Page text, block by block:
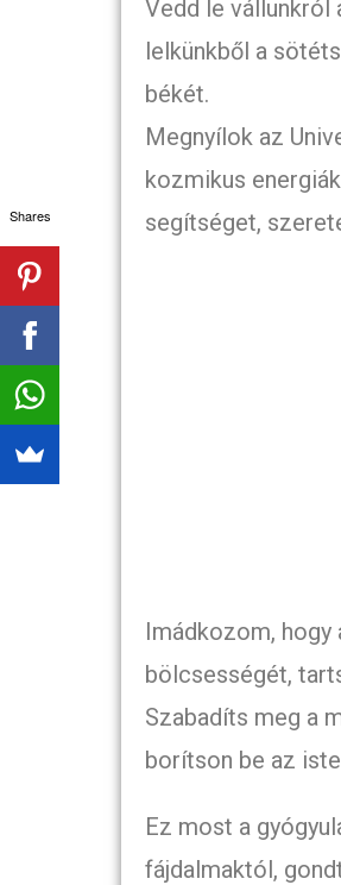
Vedd le vállunkról
lelkünkből a
békét.
Megnyílok az
kozmikus
segítséget,
Imádkozom,
bölcsességét,
Szabadíts meg a
borítson be az
Ez most a
fájdalmaktól,
Shares